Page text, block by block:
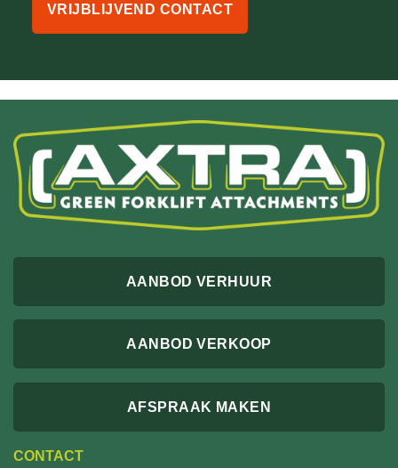
VRIJBLIJVEND CONTACT
AANBOD VERHUUR
AANBOD VERKOOP
AFSPRAAK MAKEN
CONTACT